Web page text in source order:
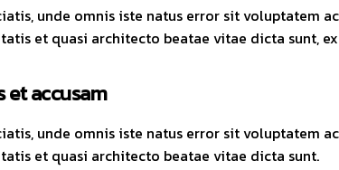
unde omnis iste natus error sit voluptatem
et quasi architecto beatae vitae dicta sunt,
et accusam
unde omnis iste natus error sit voluptatem
et quasi architecto beatae vitae dicta sunt.